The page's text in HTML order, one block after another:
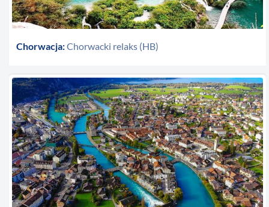
Chorwacja:Chorwacki relaks (HB)